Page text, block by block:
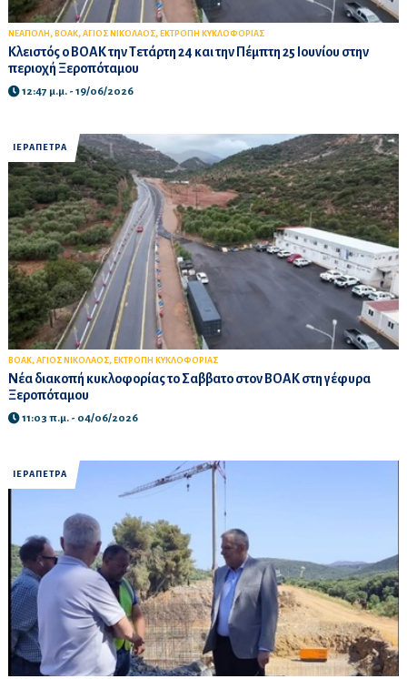
ΝΕΑΠΟΛΗ , ΒΟΑΚ, ΑΓΙΟΣ ΝΙΚΟΛΑΟΣ, ΕΚΤΡΟΠΗ ΚΥΚΛΟΦΟΡΙΑΣ
Κλειστός ο ΒΟΑΚ την Τετάρτη 24 και την Πέμπτη 25 Ιουνίου στην
περιοχή Ξεροπόταμου
12:47 μ.μ. - 19/06/2026
ΙΕΡΑΠΕΤΡΑ
ΒΟΑΚ, ΑΓΙΟΣ ΝΙΚΟΛΑΟΣ, ΕΚΤΡΟΠΗ ΚΥΚΛΟΦΟΡΙΑΣ
Νέα διακοπή κυκλοφορίας το Σαββατο στον ΒΟΑΚ στη γέφυρα
Ξεροπόταμου
11:03 π.μ. - 04/06/2026
ΙΕΡΑΠΕΤΡΑ